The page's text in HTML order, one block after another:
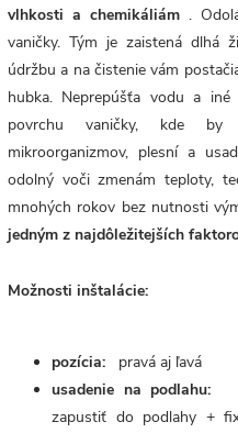
vlhkosti a chemikáliám .
vaničky. Tým je zaistená dlhá
údržbu a na čistenie vám
hubka. Neprepúšťa vodu a
povrchu vaničky, kde by
mikroorganizmov, plesní a
odolný voči zmenám teploty,
mnohých rokov bez nutnosti
jedným z najdôležitejších
Možnosti inštalácie:
pozícia:
pravá aj ľavá
usadenie na podlahu:
zapustiť do podlahy +